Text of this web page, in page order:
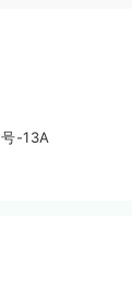
-13A